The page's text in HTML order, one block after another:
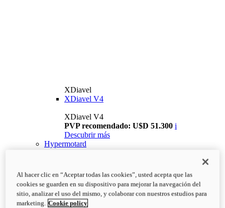
XDiavel
XDiavel V4
XDiavel V4
PVP recomendado: U$D 51.300 i
Descubrir más
Hypermotard
Al hacer clic en “Aceptar todas las cookies”, usted acepta que las
cookies se guarden en su dispositivo para mejorar la navegación del
sitio, analizar el uso del mismo, y colaborar con nuestros estudios para
marketing. Cookie policy